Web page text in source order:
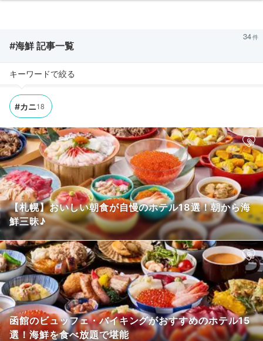
#海鮮 記事一覧
34
キーワードで絞る
#カニ18
【札幌】おいしい朝食が自慢のホテル18選！朝から海
鮮三昧♪
函館のビュッフェ・バイキングがおすすめのホテル15
選！海鮮を食べ放題で堪能